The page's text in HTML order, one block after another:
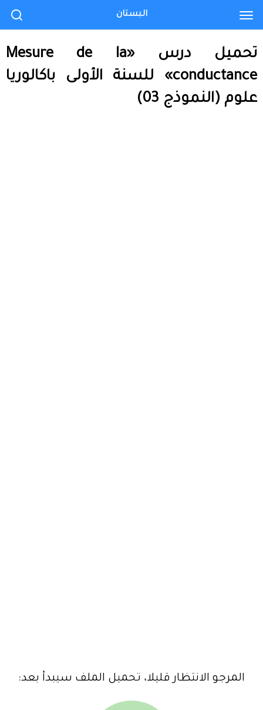
تحميل درس «Mesure de la
conductance» للسنة الأولى باكالوريا
علوم (النموذج 03)
المرجو الانتظار قليلا، تحميل الملف سيبدأ بعد:
البستان